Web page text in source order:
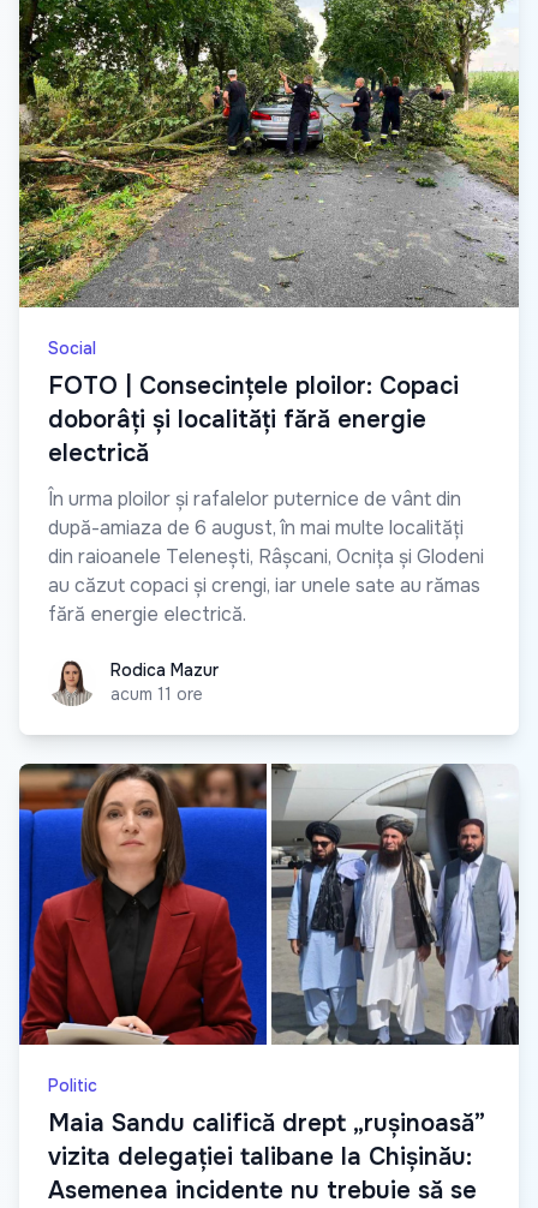
Social
FOTO | Consecințele ploilor: Copaci
doborâți și localități fără energie
electrică
În urma ploilor și rafalelor puternice de vânt din
după-amiaza de 6 august, în mai multe localități
din raioanele Telenești, Râșcani, Ocnița și Glodeni
au căzut copaci și crengi, iar unele sate au rămas
fără energie electrică.
Rodica MazurRodica Mazur
acum 11 ore
Politic
Maia Sandu califică drept „rușinoasă”
vizita delegației talibane la Chișinău:
Asemenea incidente nu trebuie să se